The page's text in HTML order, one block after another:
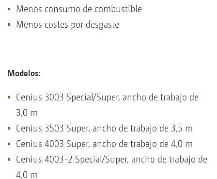
Menos consumo de combustible
Menos costes por desgaste
Modelos:
Cenius 3003 Special/Super, ancho de trabajo de
3,0 m
Cenius 3503 Super, ancho de trabajo de 3,5 m
Cenius 4003 Super, ancho de trabajo de 4,0 m
Cenius 4003-2 Special/Super, ancho de trabajo de
4,0 m